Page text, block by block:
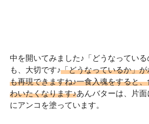
中を開いてみました♪「どうなってい
も、大切です♪「どうなっているか」
も再現できますね♪一食入魂をすると
わいたくなります♪あんバターは、片
にアンコを塗っています。